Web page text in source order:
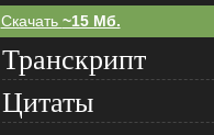
Скачать ~15 Мб.
Транскрипт
Цитаты